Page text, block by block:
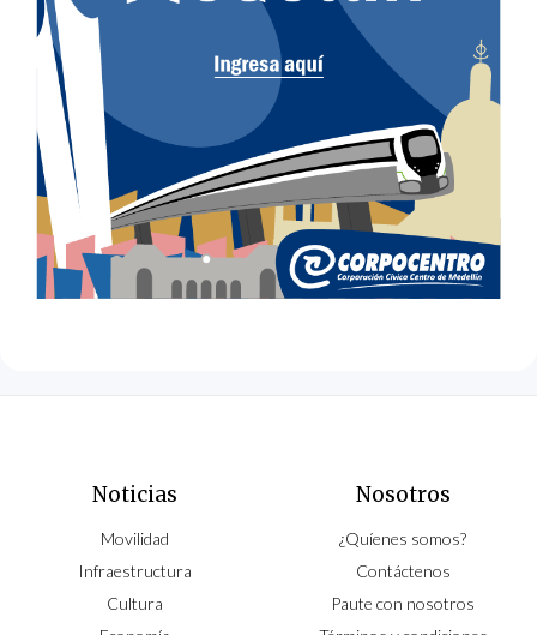
Noticias
Movilidad
Infraestructura
Cultura
Nosotros
¿Quíenes somos?
Contáctenos
Paute con nosotros